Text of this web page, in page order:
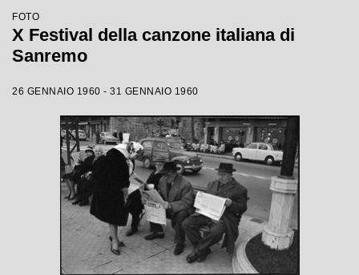
FOTO
X Festival della canzone italiana di
Sanremo
26 GENNAIO 1960 - 31 GENNAIO 1960